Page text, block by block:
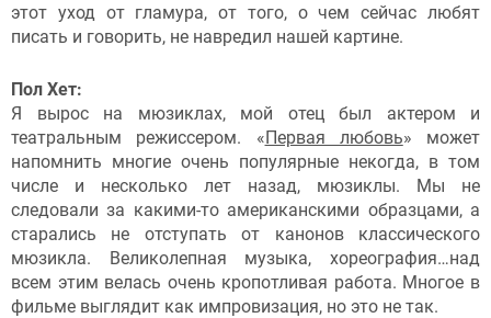
этот уход от гламура, от того, о чем сейчас любят
писать и говорить, не навредил нашей картине.
Пол Хет:
Я вырос на мюзиклах, мой отец был актером и
театральным режиссером. «Первая любовь» может
напомнить многие очень популярные некогда, в том
числе и несколько лет назад, мюзиклы. Мы не
следовали за какими-то американскими образцами, а
старались не отступать от канонов классического
мюзикла. Великолепная музыка, хореография…над
всем этим велась очень кропотливая работа. Многое в
фильме выглядит как импровизация, но это не так.